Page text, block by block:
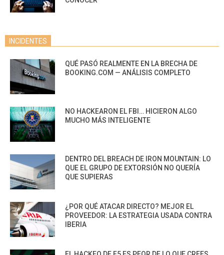
INCIDENTES
QUÉ PASÓ REALMENTE EN LA BRECHA DE
BOOKING.COM — ANÁLISIS COMPLETO
NO HACKEARON EL FBI… HICIERON ALGO
MUCHO MÁS INTELIGENTE
DENTRO DEL BREACH DE IRON MOUNTAIN: LO
QUE EL GRUPO DE EXTORSIÓN NO QUERÍA
QUE SUPIERAS
¿POR QUÉ ATACAR DIRECTO? MEJOR EL
PROVEEDOR: LA ESTRATEGIA USADA CONTRA
IBERIA